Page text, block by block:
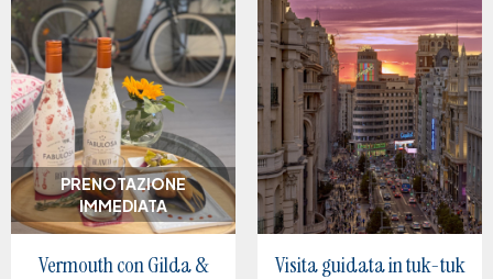
PRENOTAZIONE
IMMEDIATA
Vermouth con Gilda &
Visita guidata in tuk-tuk